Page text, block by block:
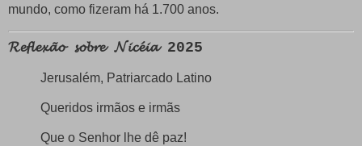
mundo, como fizeram há 1.700 anos.
𝓡𝓮𝓯𝓵𝓮𝔁𝓪̃𝓸 𝓼𝓸𝓫𝓻𝓮 𝓝𝓲𝓬𝓮́𝓲𝓪 2025
Jerusalém, Patriarcado Latino
Queridos irmãos e irmãs
Que o Senhor lhe dê paz!